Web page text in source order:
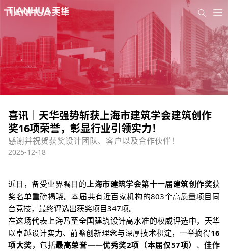
喜讯｜天华强势斩获上海市建筑学会建筑创作
奖16项荣誉，彰显行业引领实力！
感谢并祝贺获奖设计团队、客户以及合作伙伴！
2025-12-18
近日，备受业界瞩目的 上海市建筑学会第十一届建筑创作奖获
奖名单重磅揭晓。本届共有近百家机构的803个高质量项目 同
台竞技，最终评选出获奖项目347项。
在这场代表上海乃至全国建筑设计高水准的权威评选中， 天华
以卓越设计实力、前瞻创新理念与深厚技术积淀，一举摘得16
项大奖，包括最高荣誉——优秀奖2项 （本届仅57项） 、佳作